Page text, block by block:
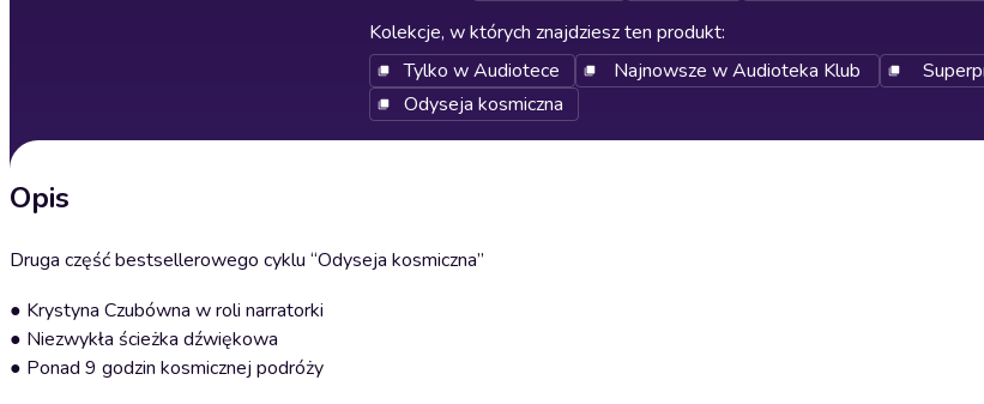
Kolekcje, w których znajdziesz ten produkt:
Tylko w Audiotece
Najnowsze w Audioteka Klub
Odyseja kosmiczna
Opis
Druga część bestsellerowego cyklu “Odyseja kosmiczna”
● Krystyna Czubówna w roli narratorki
● Niezwykła ścieżka dźwiękowa
● Ponad 9 godzin kosmicznej podróży